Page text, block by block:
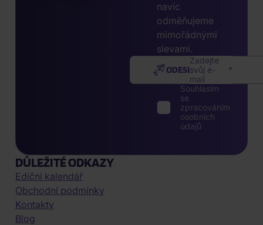
navíc
odměňujeme
mimořádnými
slevami.
Zadejte
svůj e-
mail
ODESLAT
Souhlasím
se
zpracováním
osobních
údajů
DŮLEŽITÉ ODKAZY
Ediční kalendář
Obchodní podmínky
Kontakty
Blog